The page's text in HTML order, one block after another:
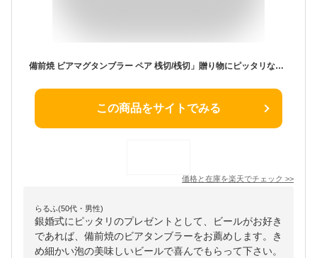
備前焼 ビアマグタンブラー ペア 桟切/桟切」贈り物にピッタリな桐箱入り(のし内容自由) 小川弘藏作【父の日・誕生日・長寿祝い・敬老の日 等の特別な贈り物・お祝いとして】清酒、地酒、ビール、麦茶やコーヒー等に【楽ギフ_のし】
この商品をサイトでみる
価格と在庫を楽天でチェック >>
らるふ(50代・男性)
銀婚式にピッタリのプレゼントとして、ビールがお好き
であれば、備前焼のビアタンブラーをお薦めします。き
め細かい泡の美味しいビールで喜んでもらって下さい。